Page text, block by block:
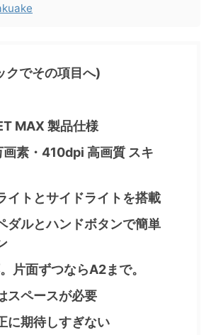
クでその項目へ)
MAX 製品仕様
素・410dpi 高画質 スキ
イトとサイドライトを搭載
ダルとハンドボタンで簡単
片面ずつならA2まで。
スペースが必要
に期待しすぎない